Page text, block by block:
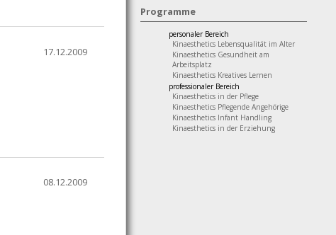
17.12.2009
08.12.2009
Programme
personaler Bereich
Kinaesthetics Lebensqualität im Alter
Kinaesthetics Gesundheit am
Arbeitsplatz
Kinaesthetics Kreatives Lernen
professionaler Bereich
Kinaesthetics in der Pflege
Kinaesthetics Pflegende Angehörige
Kinaesthetics Infant Handling
Kinaesthetics in der Erziehung